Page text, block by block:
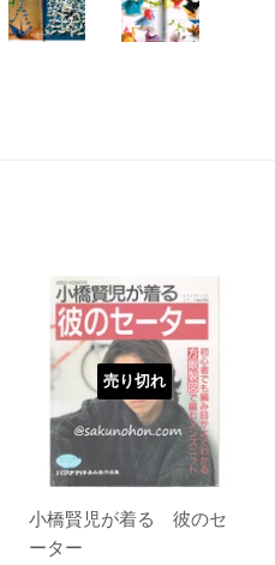
売り切れ
小橋賢児が着る 彼のセ
ーター